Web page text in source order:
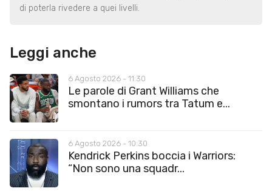
di poterla rivedere a quei livelli.
Leggi anche
6 Agosto 2026 - 11:30
Le parole di Grant Williams che
smontano i rumors tra Tatum e...
6 Agosto 2026 - 10:30
Kendrick Perkins boccia i Warriors:
“Non sono una squadr...